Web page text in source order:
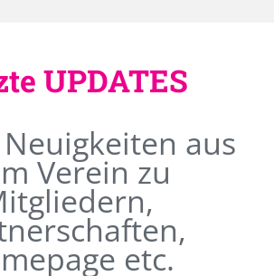
UPDATES
aus
Verein zu
etc.